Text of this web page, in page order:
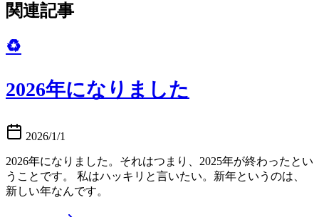
関連記事
♻️
2026年になりました
2026/1/1
2026年になりました。それはつまり、2025年が終わったとい
うことです。 私はハッキリと言いたい。新年というのは、
新しい年なんです。